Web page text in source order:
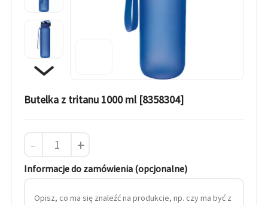
Butelka z tritanu 1000 ml [8358304]
- +
Informacje do zamówienia (opcjonalne)